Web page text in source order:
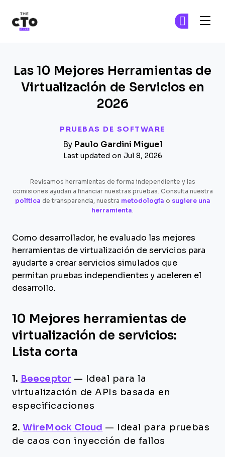
PRUEBAS DE SOFTWARE
Las 10 Mejores Herramientas de
Virtualización de Servicios en
2026
By Paulo Gardini Miguel
Last updated on Jul 8, 2026
Revisamos herramientas de forma independiente y las
comisiones ayudan a financiar nuestras pruebas. Consulta nuestra
política de transparencia, nuestra metodología o sugiere una
herramienta.
Como desarrollador, he evaluado las mejores
herramientas de virtualización de servicios para
ayudarte a crear servicios simulados que
permitan pruebas independientes y aceleren el
desarrollo.
10 Mejores herramientas de
virtualización de servicios:
Lista corta
1. Beeceptor —
Ideal para la
virtualización de APIs basada en
especificaciones
2. WireMock Cloud —
Ideal para pruebas
de caos con inyección de fallos